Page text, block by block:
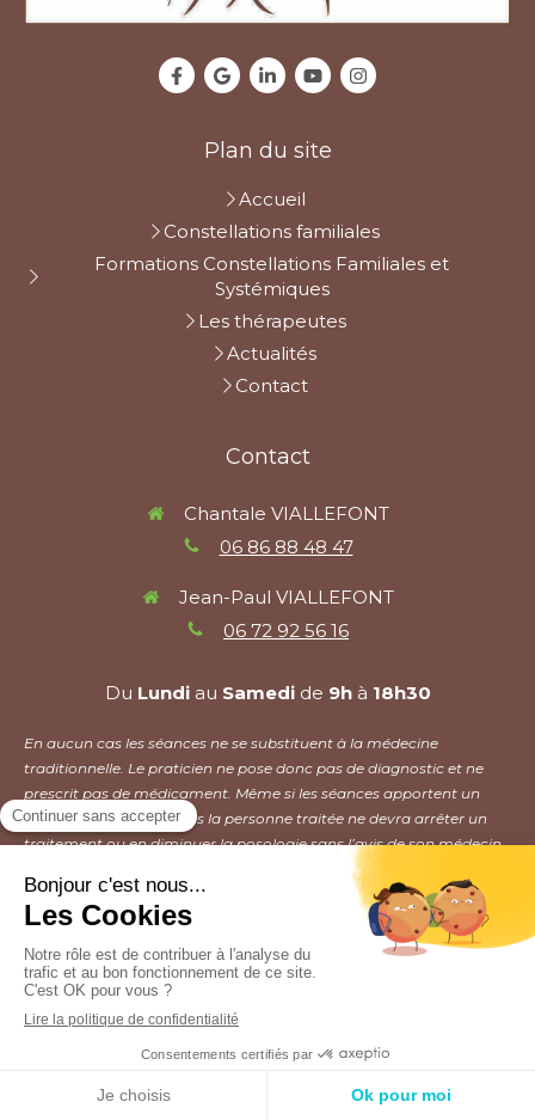
Plan du site
Accueil
Constellations familiales
Formations Constellations Familiales et
Systémiques
Les thérapeutes
Actualités
Contact
Contact
Chantale VIALLEFONT
06 86 88 48 47
Jean-Paul VIALLEFONT
06 72 92 56 16
Du Lundiau Samedide 9hà 18h30
En aucun cas les séances ne se substituent à la médecine
traditionnelle. Le praticien ne pose donc pas de diagnostic et ne
prescrit pas de médicament. Même si les séances apportent un
mieux être, en aucun cas la personne traitée ne devra arrêter un
traitement ou en diminuer la posologie sans l’avis de son médecin.
Mentions légales
Création et référencement du site par Simplébo
Site partenaire de